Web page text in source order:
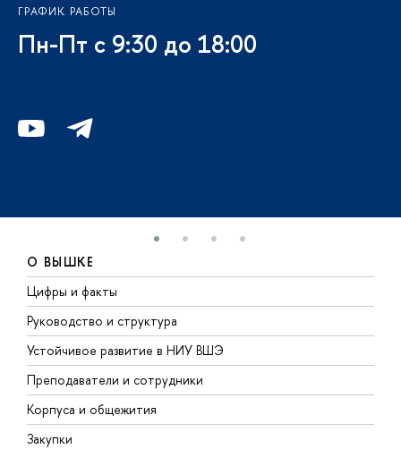
ГРАФИК РАБОТЫ
Пн-Пт с 9:30 до 18:00
О ВЫШКЕ
Цифры и факты
Руководство и структура
Устойчивое развитие в НИУ ВШЭ
Преподаватели и сотрудники
Корпуса и общежития
Закупки